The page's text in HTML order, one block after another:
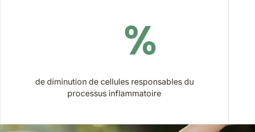
%
de diminution de cellules responsables du
processus inflammatoire